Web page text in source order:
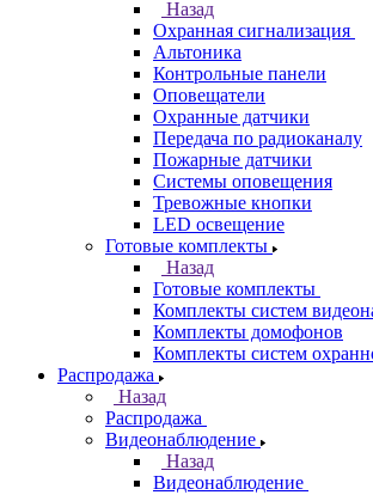
Назад
Охранная сигнализация
Альтоника
Контрольные панели
Оповещатели
Охранные датчики
Передача по радиоканалу
Пожарные датчики
Системы оповещения
Тревожные кнопки
LED освещение
Готовые комплекты
Назад
Готовые комплекты
Комплекты систем
Комплекты домофонов
Комплекты систем
Распродажа
Назад
Распродажа
Видеонаблюдение
Назад
Видеонаблюдение